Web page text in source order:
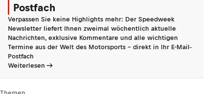
Postfach
Verpassen Sie keine Highlights mehr: Der Speedweek
Newsletter liefert Ihnen zweimal wöchentlich aktuelle
Nachrichten, exklusive Kommentare und alle wichtigen
Termine aus der Welt des Motorsports - direkt in Ihr E-Mail-
Postfach
Weiterlesen